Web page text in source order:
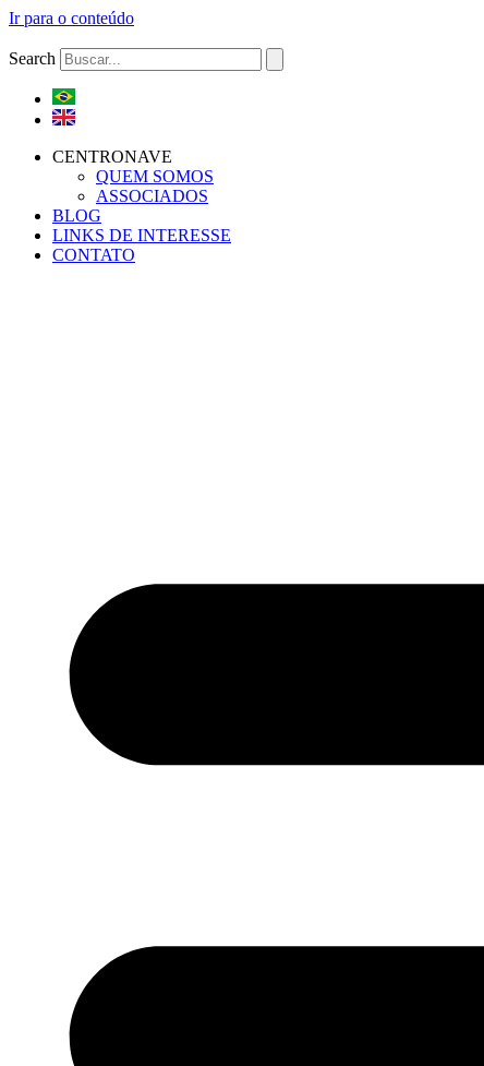
Ir para o conteúdo
Search
CENTRONAVE
QUEM SOMOS
ASSOCIADOS
BLOG
LINKS DE INTERESSE
CONTATO